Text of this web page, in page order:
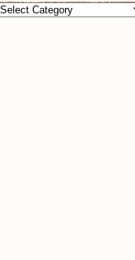
Categories